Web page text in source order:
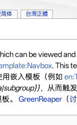
can be viewed
. This
用嵌入模板（例如
，从而触
。 GreenReaper（
体 台灣正體